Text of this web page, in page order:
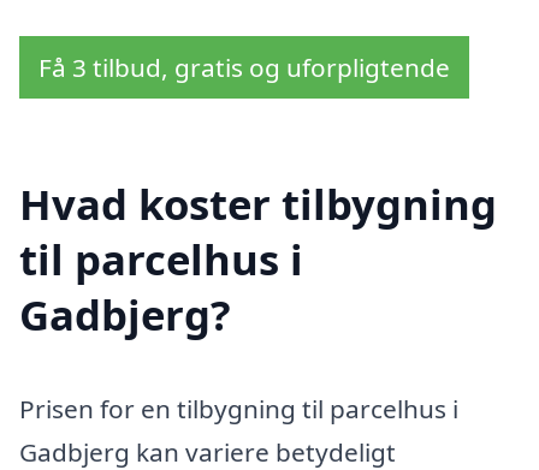
Få 3 tilbud, gratis og uforpligtende
Hvad koster tilbygning
til parcelhus i
Gadbjerg?
Prisen for en tilbygning til parcelhus i
Gadbjerg kan variere betydeligt